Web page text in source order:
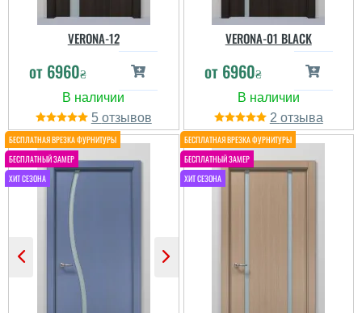
Ващенко Руслан
Дверима задоволений
на 100%. Зроблені
якісно, дефектів у
покритті не знайшов,
скло товсте та надійно
закріплене у дверях. Що
дякую....
VERONA-12
от 6960₴
5
VERONA-01 BLACK
от 6960₴
2